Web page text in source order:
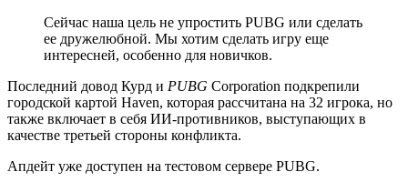
Сейчас наша цель не упростить PUBG или сделать
ее дружелюбной. Мы хотим сделать игру еще
интересней, особенно для новичков.
Последний довод Курд и PUBG Corporation подкрепили
городской картой Haven, которая рассчитана на 32 игрока, но
также включает в себя ИИ-противников, выступающих в
качестве третьей стороны конфликта.
Апдейт уже доступен на тестовом сервере PUBG.